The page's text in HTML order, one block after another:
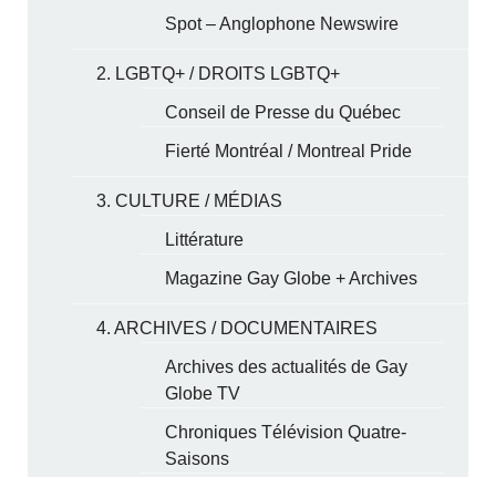
Spot – Anglophone Newswire
2. LGBTQ+ / DROITS LGBTQ+
Conseil de Presse du Québec
Fierté Montréal / Montreal Pride
3. CULTURE / MÉDIAS
Littérature
Magazine Gay Globe + Archives
4. ARCHIVES / DOCUMENTAIRES
Archives des actualités de Gay
Globe TV
Chroniques Télévision Quatre-
Saisons